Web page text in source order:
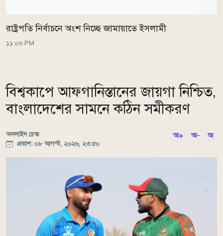
রাষ্ট্রপতি নির্বাচনে অংশ নিচ্ছে জামায়াতে ইসলামী
১১:০৬ PM
বিশ্বকাপে আফগানিস্তানের জায়গা নিশ্চিত,
বাংলাদেশের সামনে কঠিন সমীকরণ
অনলাইন ডেস্ক
প্রকাশ: ০৮ আগস্ট, ২০২৬, ২৩:৫০
অ+ অ- অ